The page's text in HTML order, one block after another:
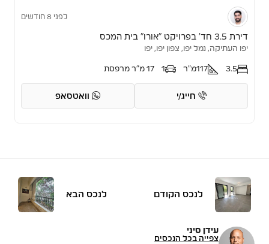
לפני 8 חודשים
דירת 3.5 חד’ בפרויקט “אורו” בית המכס
יפו העתיקה, נמל יפו, צפון יפו, יפו
3.5
117מ"ר 1 17 מ"ר מרפסת
חייג/י וואטסאפ
לנכס הקודם לנכס הבא
עידן סיני
צפייה בכל הנכסים